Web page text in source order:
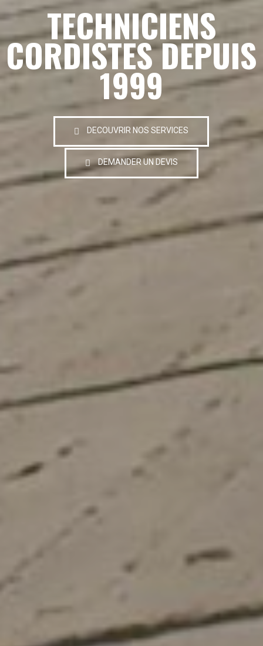
TECHNICIENS
CORDISTES DEPUIS
1999
DECOUVRIR NOS SERVICES
DEMANDER UN DEVIS